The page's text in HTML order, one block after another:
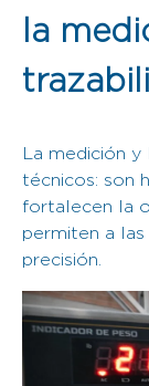
la
La medición
técnicos: son
fortalecen la
permiten a las
precisión.